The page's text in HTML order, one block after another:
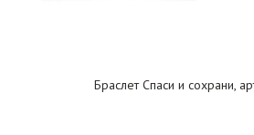
Браслет Спаси и сохрани,